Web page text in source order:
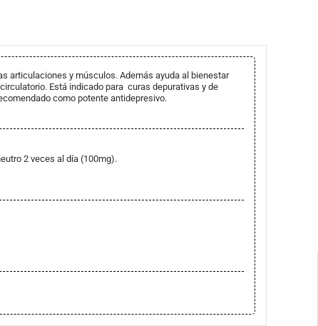
articulaciones y músculos. Además ayuda al bienestar
Está indicado para curas depurativas y de
como potente antidepresivo.
2 veces al día (100mg).